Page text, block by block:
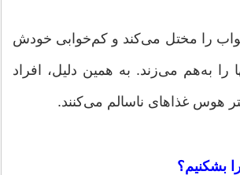
را مختل می‌کند و کم‌خوابی خودش
را به‌هم می‌زند. به همین دلیل، افراد
هوس غذاهای ناسالم می‌کنند.
بشکنیم؟